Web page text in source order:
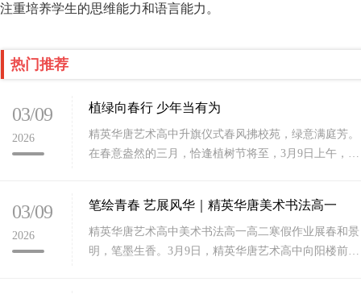
注重培养学生的思维能力和语言能力。
热门推荐
03/09
2026
植绿向春行 少年当有为
精英华唐艺术高中升旗仪式春风拂校苑，绿意满庭芳。
在春意盎然的三月，恰逢植树节将至，3月9日上午，石
03/09
2026
笔绘青春 艺展风华｜精英华唐美术书法高一
精英华唐艺术高中美术书法高一高二寒假作业展春和景
明，笔墨生香。3月9日，精英华唐艺术高中向阳楼前暖